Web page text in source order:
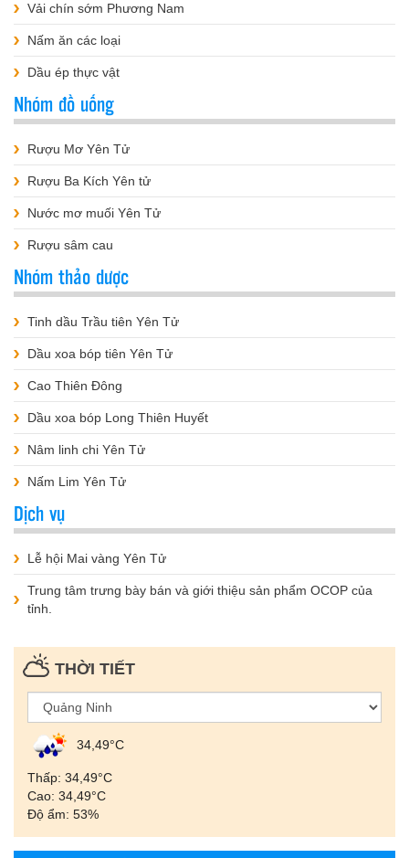
Vải chín sớm Phương Nam
Nấm ăn các loại
Dầu ép thực vật
Nhóm đồ uống
Rượu Mơ Yên Tử
Rượu Ba Kích Yên tử
Nước mơ muối Yên Tử
Rượu sâm cau
Nhóm thảo dược
Tinh dầu Trầu tiên Yên Tử
Dầu xoa bóp tiên Yên Tử
Cao Thiên Đông
Dầu xoa bóp Long Thiên Huyết
Nâm linh chi Yên Tử
Nấm Lim Yên Tử
Dịch vụ
Lễ hội Mai vàng Yên Tử
Trung tâm trưng bày bán và giới thiệu sản phẩm OCOP của
tỉnh.
THỜI TIẾT
34,49°С
Thấp: 34,49°С
Cao: 34,49°С
Độ ẩm: 53%